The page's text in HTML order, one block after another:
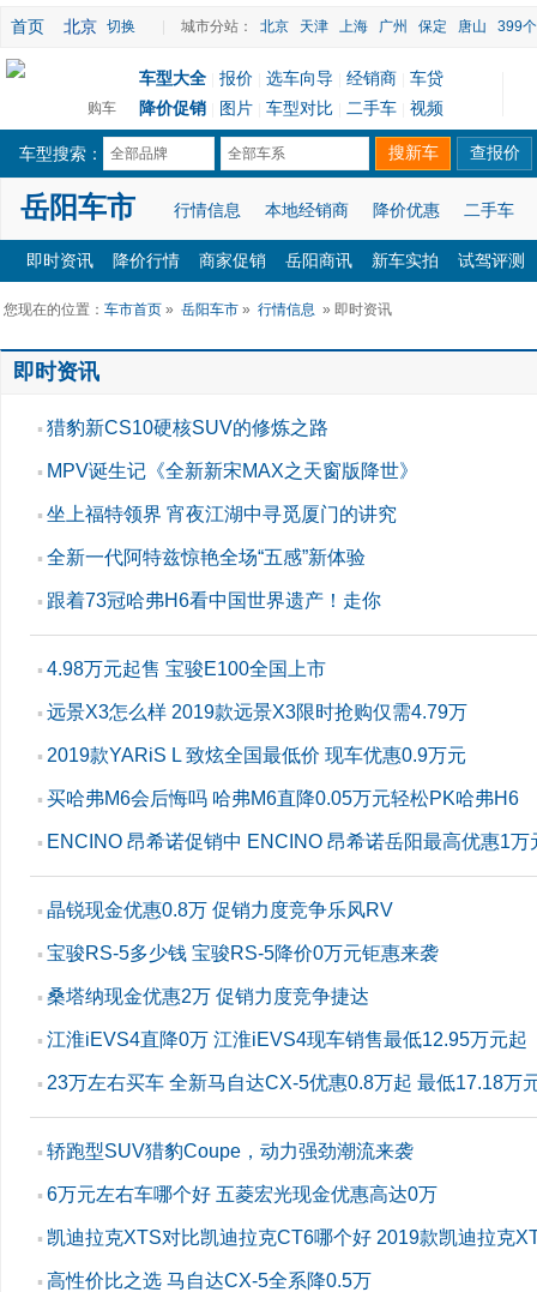
首页 北京 切换 城市分站： 北京 天津 上海 广州 保定 唐山 399
购车
车型大全 报价 选车向导 经销商
车贷
降价促销
图片 车型对比 二手车 视频
车型搜索： 全部品牌 全部车系
岳阳车市 行情信息 本地经销商 降价优惠 二手车
即时资讯 降价行情 商家促销 岳阳商讯 新车实拍 试驾评测
您现在的位置： 车市首页 » 岳阳车市 » 行情信息 » 即时资讯
即时资讯
▪ 猎豹新CS10硬核SUV的修炼之路
▪ MPV诞生记《全新新宋MAX之天窗版降世》
▪ 坐上福特领界 宵夜江湖中寻觅厦门的讲究
▪ 全新一代阿特兹惊艳全场“五感”新体验
▪ 跟着73冠哈弗H6看中国世界遗产！走你
▪ 4.98万元起售 宝骏E100全国上市
▪ 远景X3怎么样 2019款远景X3限时抢购仅需4.79万
▪ 2019款YARiS L 致炫全国最低价 现车优惠0.9万元
▪ 买哈弗M6会后悔吗 哈弗M6直降0.05万元轻松PK哈弗H6
▪ ENCINO 昂希诺促销中 ENCINO 昂希诺岳阳最高优惠1万
▪ 晶锐现金优惠0.8万 促销力度竞争乐风RV
▪ 宝骏RS-5多少钱 宝骏RS-5降价0万元钜惠来袭
▪ 桑塔纳现金优惠2万 促销力度竞争捷达
▪ 江淮iEVS4直降0万 江淮iEVS4现车销售最低12.95万元起
▪ 23万左右买车 全新马自达CX-5优惠0.8万起 最低17.18万
▪ 轿跑型SUV猎豹Coupe，动力强劲潮流来袭
▪ 6万元左右车哪个好 五菱宏光现金优惠高达0万
▪ 凯迪拉克XTS对比凯迪拉克CT6哪个好 2019款凯迪拉克
▪ 高性价比之选 马自达CX-5全系降0.5万